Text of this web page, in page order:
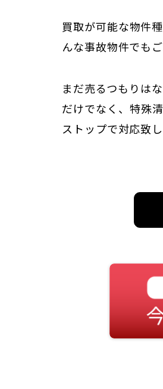
買取が可能な物件
んな事故物件でも
まだ売るつもりは
だけでなく、特殊
ストップで対応致